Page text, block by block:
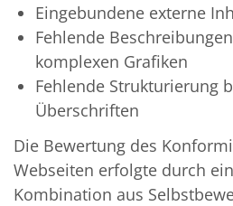
Eingebundene externe
Fehlende
komplexen Grafiken
Fehlende Strukturierung
Überschriften
Die Bewertung des
Webseiten erfolgte durch
Kombination aus